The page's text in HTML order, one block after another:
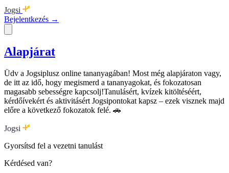
Jogsi
Bejelentkezés →
Alapjárat
Üdv a Jogsiplusz online tananyagában! Most még alapjáraton vagy,
de itt az idő, hogy megismerd a tananyagokat, és fokozatosan
magasabb sebességre kapcsolj!Tanulásért, kvízek kitöltéséért,
kérdőívekért és aktivitásért Jogsipontokat kapsz – ezek visznek majd
előre a következő fokozatok felé. 🚗
Jogsi
Gyorsítsd fel a vezetni tanulást
Kérdésed van?